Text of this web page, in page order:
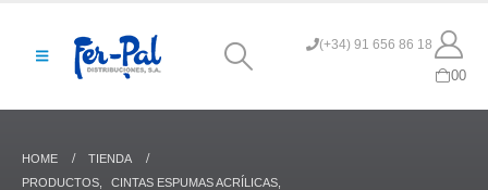
(+34) 91 656 86 18
00
HOME
TIENDA
PRODUCTOS
CINTAS ESPUMAS ACRÍLICAS